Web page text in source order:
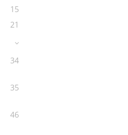
15
21
34
35
46